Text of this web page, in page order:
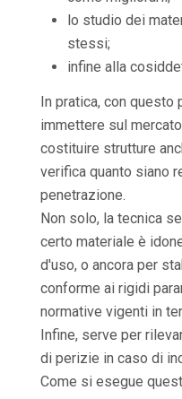
lo studio dei
stessi;
infine alla
In pratica, con questo
immettere sul
costituire strutture
verifica quanto siano
penetrazione.
Non solo, la tecnica
certo materiale è
d'uso, o ancora per
conforme ai rigidi
normative vigenti in
Infine, serve per
di perizie in caso di
Come si esegue